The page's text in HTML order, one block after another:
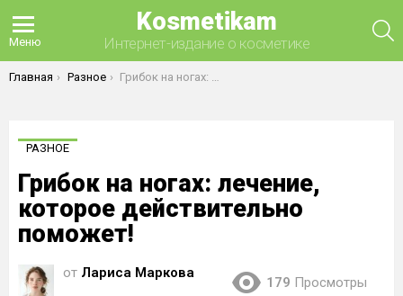
Меню
Kosmetikam
Интернет-издание о косметике
Вы здесь:
Главная Разное Грибок на ногах: лечение, которое действительно поможет!
РАЗНОЕ
Грибок на ногах: лечение,
которое действительно
поможет!
от Лариса Маркова
179 Просмотры